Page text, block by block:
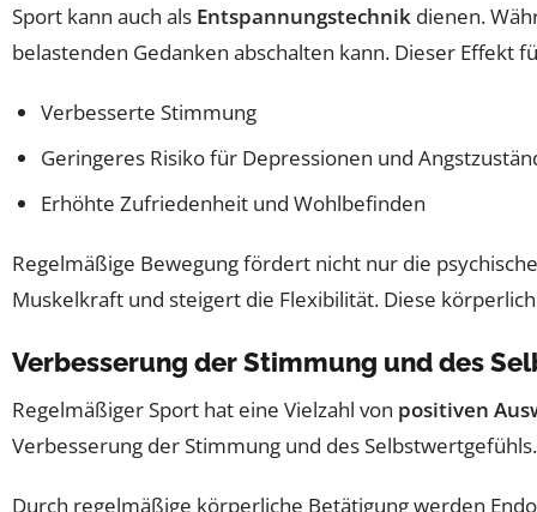
Sport kann auch als Entspannungstechnik dienen.
belastenden Gedanken abschalten kann. Dieser Effekt
Verbesserte Stimmung
Geringeres Risiko für Depressionen und
Erhöhte Zufriedenheit und Wohlbefinden
Regelmäßige Bewegung fördert nicht nur die
Muskelkraft und steigert die Flexibilität. Diese
Verbesserung der Stimmung und des
Regelmäßiger Sport hat eine Vielzahl von positiven
Verbesserung der Stimmung und des Selbstwertgefühls.
Durch regelmäßige körperliche Betätigung werden